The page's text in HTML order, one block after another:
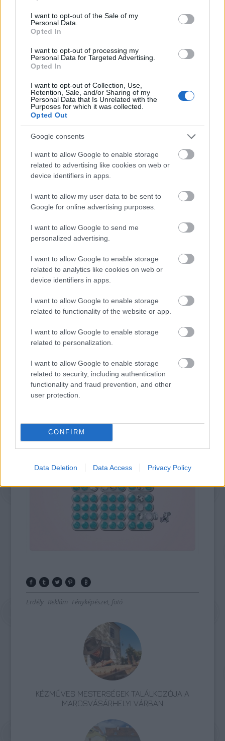
use your data for below specified purposes in below Google
consent section.
I want to opt-out of the Sale of my
Personal Data.
Opted In
I want to opt-out of processing my
Personal Data for Targeted Advertising.
Opted In
I want to opt-out of Collection, Use,
Retention, Sale, and/or Sharing of my
Personal Data that Is Unrelated with the
Purposes for which it was collected.
Opted Out
Google consents
I want to allow Google to enable storage
related to advertising like cookies on web or
device identifiers in apps.
I want to allow my user data to be sent to
Google for online advertising purposes.
I want to allow Google to send me
personalized advertising.
I want to allow Google to enable storage
related to analytics like cookies on web or
device identifiers in apps.
I want to allow Google to enable storage
related to functionality of the website or app.
I want to allow Google to enable storage
related to personalization.
I want to allow Google to enable storage
related to security, including authentication
functionality and fraud prevention, and other
user protection.
CONFIRM
Data Deletion Data Access Privacy Policy
Erdély Reklám Fényképészet, fotó
KÉZMŰVES MESTERSÉGEK TALÁLKOZÓJA A
MAROSVÁSÁRHELYI VÁRBAN